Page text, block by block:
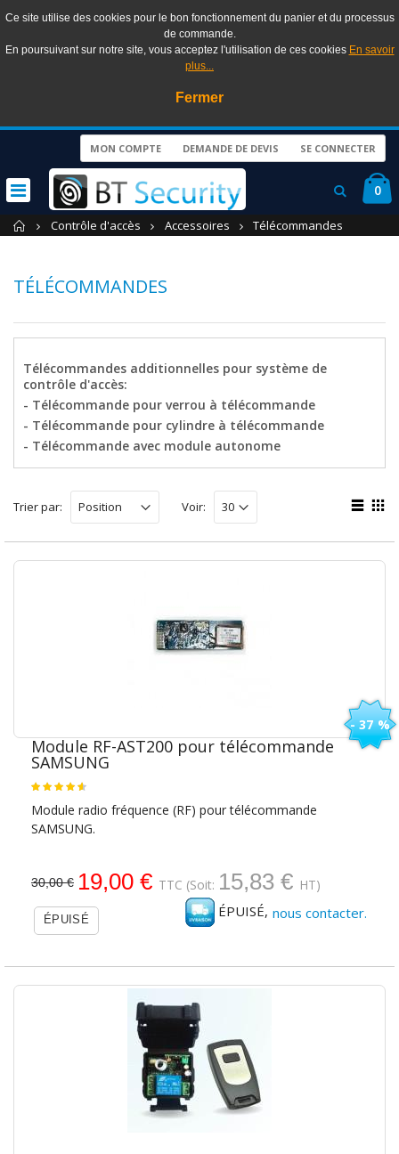
Ce site utilise des cookies pour le bon fonctionnement du panier et du processus
de commande.
En poursuivant sur notre site, vous acceptez l'utilisation de ces cookies En savoir
plus...
Fermer
MON COMPTE DEMANDE DE DEVIS SE CONNECTER
0
Accueil
Contrôle d'accès Accessoires Télécommandes
TÉLÉCOMMANDES
Télécommandes additionnelles pour système de
contrôle d'accès:
- Télécommande pour verrou à télécommande
- Télécommande pour cylindre à télécommande
- Télécommande avec module autonome
Trier par: Voir:
- 37 %
Module RF-AST200 pour télécommande
SAMSUNG
Module radio fréquence (RF) pour télécommande
SAMSUNG.
30,00 € 19,00 € TTC (Soit: 15,83 € HT)
ÉPUISÉ, nous contacter.
ÉPUISÉ